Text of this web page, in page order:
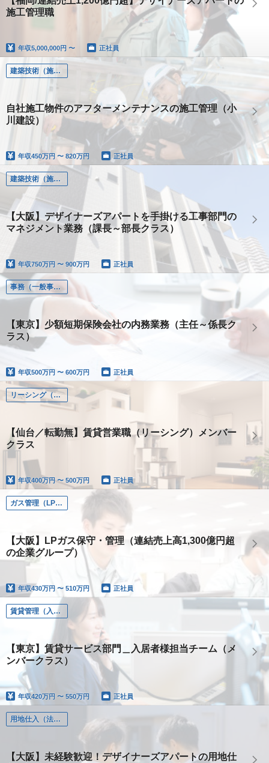
施工管理職
年収5,000,000円 〜 正社員
建築技術（施工管理、設計、土木、設備）
自社施工物件のアフターメンテナンスの施工管理（小
川建設）
年収450万円 〜 820万円 正社員
建築技術（施工管理、設計、土木、設備）
【大阪】デザイナーズアパートを手掛ける工事部門の
マネジメント業務（課長～部長クラス）
年収750万円 〜 900万円 正社員
事務（一般事務、営業事務）
【東京】少額短期保険会社の内務業務（主任～係長ク
ラス）
年収500万円 〜 600万円 正社員
リーシング（仲介店営業）
【仙台／転勤無】賃貸営業職（リーシング）メンバー
クラス
年収400万円 〜 500万円 正社員
ガス管理（LPガスの保守・管理）
【大阪】LPガス保守・管理（連結売上高1,300億円超
の企業グループ）
年収430万円 〜 510万円 正社員
賃貸管理（入居者様管理、オーナー様管理）
【東京】賃貸サービス部門＿入居者様担当チーム（メ
ンバークラス）
年収420万円 〜 550万円 正社員
用地仕入（法人営業）
【大阪】未経験歓迎！デザイナーズアパートの用地仕